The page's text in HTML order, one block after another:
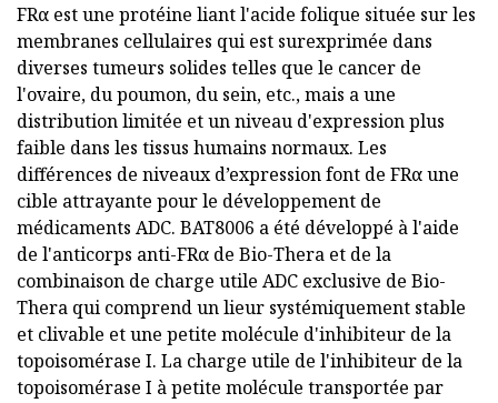
FRα est une protéine liant l'acide folique située sur les
membranes cellulaires qui est surexprimée dans
diverses tumeurs solides telles que le cancer de
l'ovaire, du poumon, du sein, etc., mais a une
distribution limitée et un niveau d'expression plus
faible dans les tissus humains normaux. Les
différences de niveaux d’expression font de FRα une
cible attrayante pour le développement de
médicaments ADC. BAT8006 a été développé à l'aide
de l'anticorps anti-FRα de Bio-Thera et de la
combinaison de charge utile ADC exclusive de Bio-
Thera qui comprend un lieur systémiquement stable
et clivable et une petite molécule d'inhibiteur de la
topoisomérase I. La charge utile de l'inhibiteur de la
topoisomérase I à petite molécule transportée par